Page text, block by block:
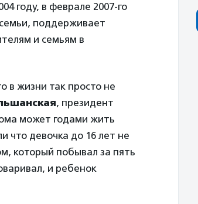
году, в феврале 2007-го
поддерживает
и семьям в
в жизни так просто не
, президент
может годами жить
что девочка до 16 лет не
который побывал за пять
и ребенок